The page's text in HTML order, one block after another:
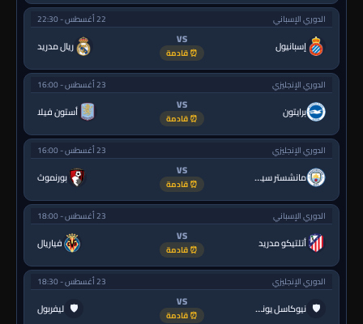
الدوري الإسباني 22 أغسطس - 22:30
إسبانيول VS
⏰ قادمة ريال مدريد
الدوري الإنجليزي 23 أغسطس - 16:00
برايتون VS
⏰ قادمة أستون فيلا
الدوري الإنجليزي 23 أغسطس - 16:00
مانشستر سيتي VS
⏰ قادمة بورنموث
الدوري الإسباني 23 أغسطس - 18:00
أتلتيكو مدريد VS
⏰ قادمة فياريال
الدوري الإنجليزي 23 أغسطس - 18:30
🛡 نيوكاسل يونايتد VS
⏰ قادمة ليفربول 🛡